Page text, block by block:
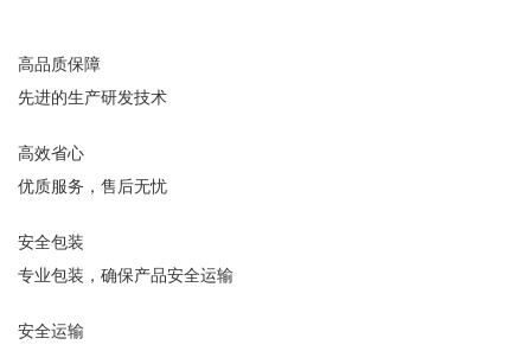
高品质保障
先进的生产研发技术
高效省心
优质服务，售后无忧
安全包装
专业包装，确保产品安全运输
安全运输